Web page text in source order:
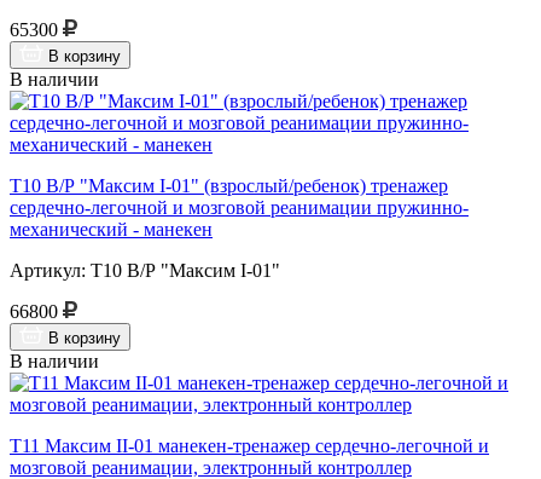
65300
В корзину
В наличии
Т10 В/Р "Максим I-01" (взрослый/ребенок) тренажер
сердечно-легочной и мозговой реанимации пружинно-
механический - манекен
Артикул: Т10 В/Р "Максим I-01"
66800
В корзину
В наличии
Т11 Максим II-01 манекен-тренажер сердечно-легочной и
мозговой реанимации, электронный контроллер